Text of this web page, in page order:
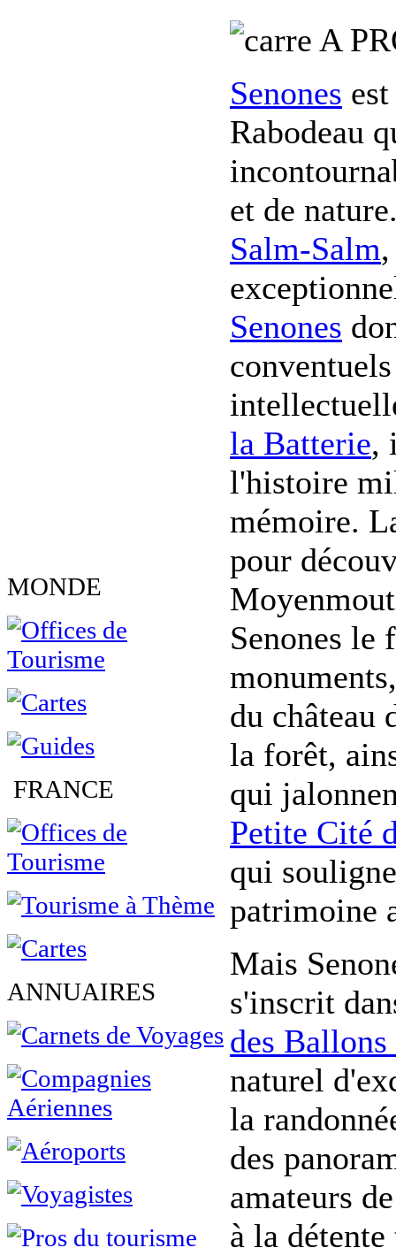
MONDE
FRANCE
ANNUAIRES
A
Senones
Rabodeau
et de
Salm-Salm
Senones
la Batterie,
l'histoire
mémoire.
pour
Senones le
du château
la forêt,
qui
Petite Cité
qui
patrimoine
Mais
s'inscrit
des Ballons
naturel
la
des
amateurs
à la